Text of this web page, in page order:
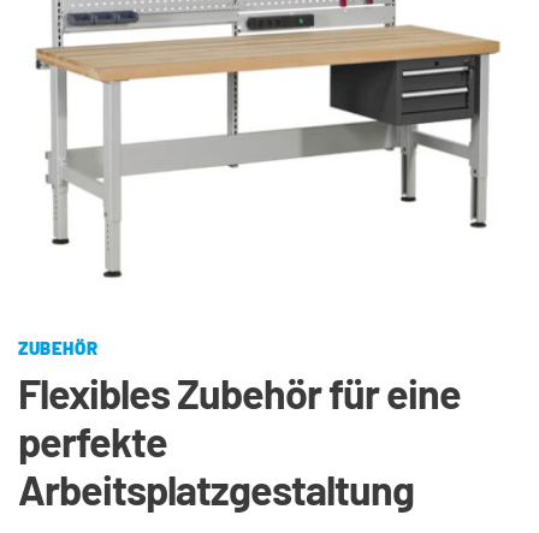
ZUBEHÖR
Flexibles Zubehör für eine
perfekte
Arbeitsplatzgestaltung